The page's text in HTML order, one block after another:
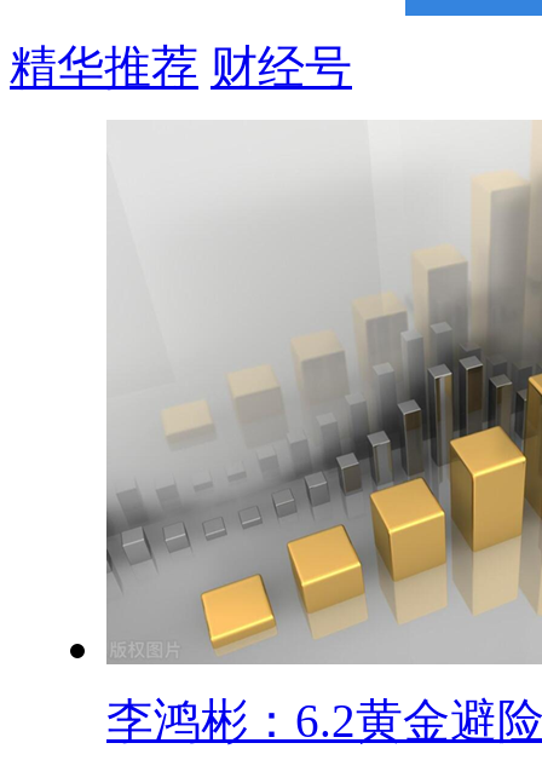
精华推荐 财经号
李鸿彬：6.2黄金避